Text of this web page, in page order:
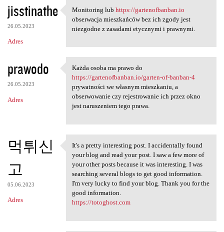
jisstinathe
26.05.2023
Adres
Monitoring lub https:/
Monitoring lub https://gartenofbanban.io
obserwacja mieszkańców bez ich zgody jest
niezgodne z zasadami etycznymi i prawnymi.
prawodo
26.05.2023
Adres
Każda osoba ma prawo do https
Każda osoba ma prawo do
https://gartenofbanban.io/garten-of-banban-4
prywatności we własnym mieszkaniu, a
obserwowanie czy rejestrowanie ich przez okno
jest naruszeniem tego prawa.
먹튀신
고
05.06.2023
Adres
It's a pretty interesting
It's a pretty interesting post. I accidentally found
your blog and read your post. I saw a few more of
your other posts because it was interesting. I was
searching several blogs to get good information.
I'm very lucky to find your blog. Thank you for the
good information.
https://totoghost.com